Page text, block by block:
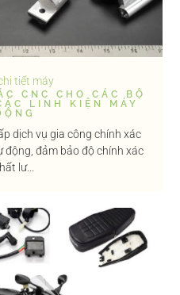
tiết máy
CNC CHO CÁC BỘ
LINH KIỆN MÁY
dịch vụ gia công chính xác
động, đảm bảo độ chính xác
lư...